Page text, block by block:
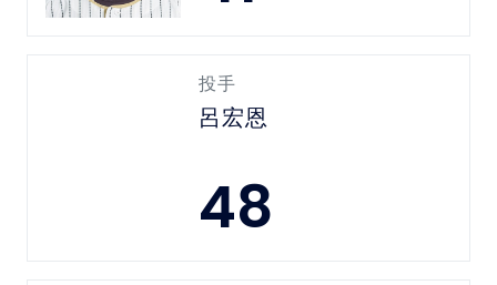
投手
呂宏恩
48